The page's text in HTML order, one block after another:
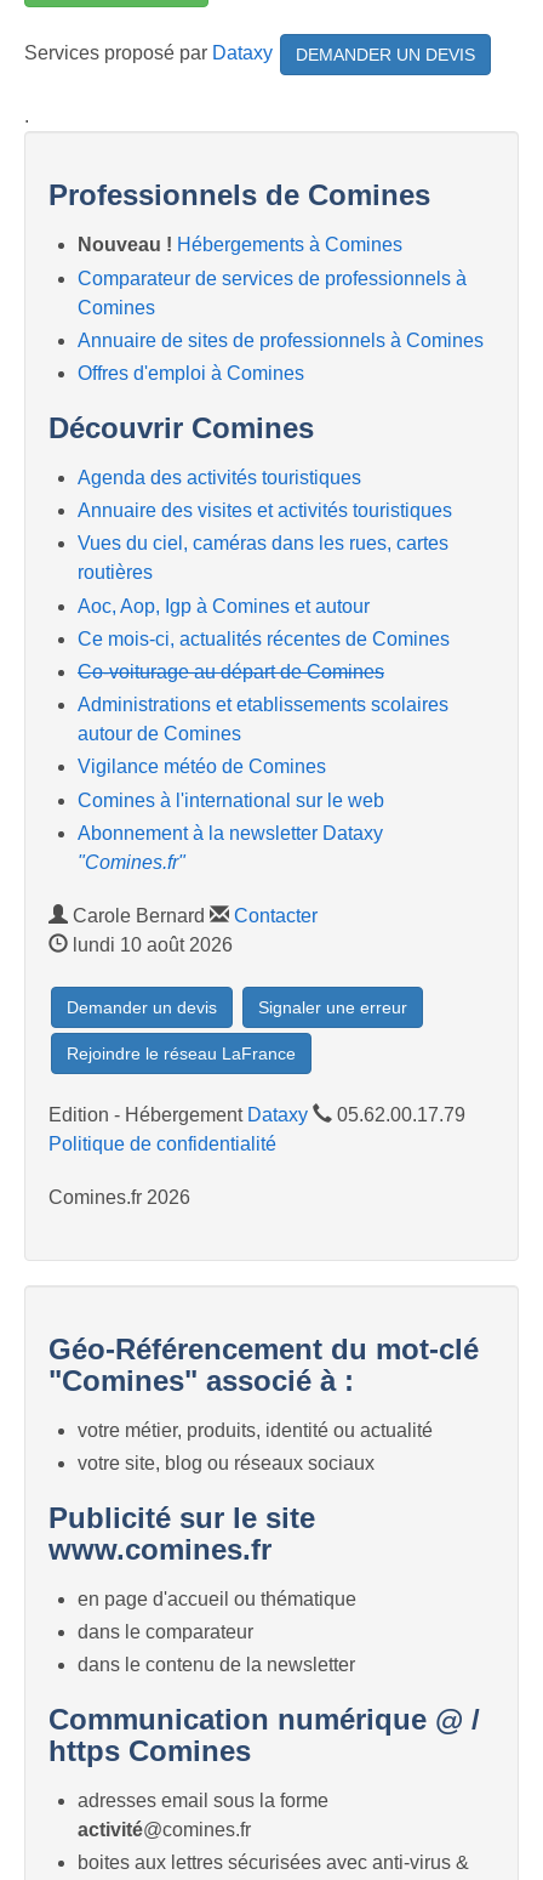
Services proposé par Dataxy DEMANDER UN DEVIS
.
Professionnels de Comines
Nouveau ! Hébergements à Comines
Comparateur de services de professionnels à
Comines
Annuaire de sites de professionnels à Comines
Offres d'emploi à Comines
Découvrir Comines
Agenda des activités touristiques
Annuaire des visites et activités touristiques
Vues du ciel, caméras dans les rues, cartes
routières
Aoc, Aop, Igp à Comines et autour
Ce mois-ci, actualités récentes de Comines
Co-voiturage au départ de Comines
Administrations et etablissements scolaires
autour de Comines
Vigilance météo de Comines
Comines à l'international sur le web
Abonnement à la newsletter Dataxy
"Comines.fr"
Carole Bernard
Contacter
lundi 10 août 2026
Demander un devis Signaler une erreur
Rejoindre le réseau LaFrance
Edition - Hébergement Dataxy
05.62.00.17.79
Politique de confidentialité
Comines.fr 2026
Géo-Référencement du mot-clé
"Comines" associé à :
votre métier, produits, identité ou actualité
votre site, blog ou réseaux sociaux
Publicité sur le site
www.comines.fr
en page d'accueil ou thématique
dans le comparateur
dans le contenu de la newsletter
Communication numérique @ /
https Comines
adresses email sous la forme
activité@comines.fr
boites aux lettres sécurisées avec anti-virus &